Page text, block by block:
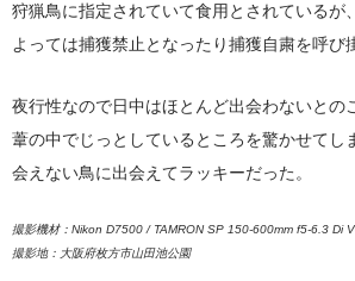
狩猟鳥に指定されていて食用とされているが
よっては捕獲禁止となったり捕獲自粛を呼び
夜行性なので日中はほとんど出会わないとの
葦の中でじっとしているところを驚かせてし
会えない鳥に出会えてラッキーだった。
撮影機材：Nikon D7500 / TAMRON SP 150-600mm f5-6.3 Di
撮影地：大阪府枚方市山田池公園